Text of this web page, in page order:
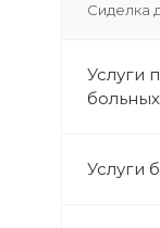
Сиделка
Услуги
больных
Услуги